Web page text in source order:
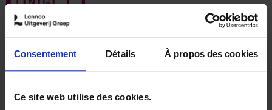
Consentement Détails À propos des cookies
Ce site web utilise des cookies.
€34,99